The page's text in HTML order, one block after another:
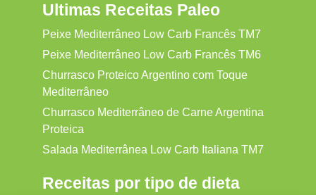
Ultimas Receitas Paleo
Peixe Mediterrâneo Low Carb Francês TM7
Peixe Mediterrâneo Low Carb Francês TM6
Churrasco Proteico Argentino com Toque
Mediterrâneo
Churrasco Mediterrâneo de Carne Argentina
Proteica
Salada Mediterrânea Low Carb Italiana TM7
Receitas por tipo de dieta